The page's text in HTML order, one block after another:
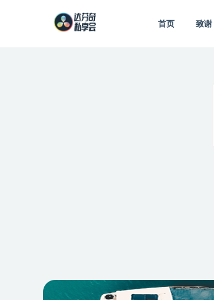
首页 致谢